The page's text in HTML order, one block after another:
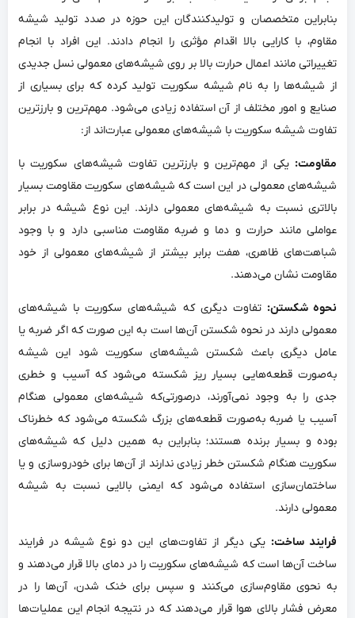
بنابراین متخصصان و تولیدکنندگان این حوزه در صدد تولید شیشه
مقاوم، با کارایی بالا اقدام مؤثری را انجام دادند. این افراد با انجام
تغییراتی مانند اعمال حرارت بالا بر روی شیشه‌های معمولی نسل جدیدی
از شیشه‌ها را به نام شیشه سکوریت تولید کرده که برای بسیاری از
صنایع و امور مختلف از آن استفاده زیادی می‌شود. مهم‌ترین و بارزترین
تفاوت شیشه سکوریت با شیشه‌های معمولی عبارت‌اند از:
مقاومت: یکی از مهم‌ترین و بارزترین تفاوت شیشه‌های سکوریت با
شیشه‌های معمولی در این است که شیشه‌های سکوریت مقاومت بسیار
بالاتری نسبت به شیشه‌های معمولی دارند. این نوع شیشه در برابر
عواملی مانند حرارت و دما و ضربه مقاومت مناسبی دارد و با وجود
شباهت‌های ظاهری، هفت برابر بیشتر از شیشه‌های معمولی از خود
مقاومت نشان می‌دهند.
نحوه شکستن: تفاوت دیگری که شیشه‌های سکوریت با شیشه‌های
معمولی دارند در نحوه شکستن آن‌ها است به این صورت که اگر ضربه یا
عامل دیگری باعث شکستن شیشه‌های سکوریت شود این شیشه
به‌صورت قطعه‌هایی بسیار ریز شکسته می‌شود که آسیب و خطری
جدی را به وجود نمی‌آورند، درصورتی‌که شیشه‌های معمولی هنگام
آسیب یا ضربه به‌صورت قطعه‌های بزرگ شکسته می‌شود که خطرناک
بوده و بسیار برنده هستند؛ بنابراین به همین دلیل که شیشه‌های
سکوریت هنگام شکستن خطر زیادی ندارند از آن‌ها برای خودروسازی و یا
ساختمان‌سازی استفاده می‌شود که ایمنی بالایی نسبت به شیشه
معمولی دارند.
فرایند ساخت: یکی دیگر از تفاوت‌های این دو نوع شیشه در فرایند
ساخت آن‌ها است که شیشه‌های سکوریت را در دمای بالا قرار می‌دهند و
به نحوی مقاوم‌سازی می‌کنند و سپس برای خنک شدن، آن‌ها را در
معرض فشار بالای هوا قرار می‌دهند که در نتیجه انجام این عملیات‌ها